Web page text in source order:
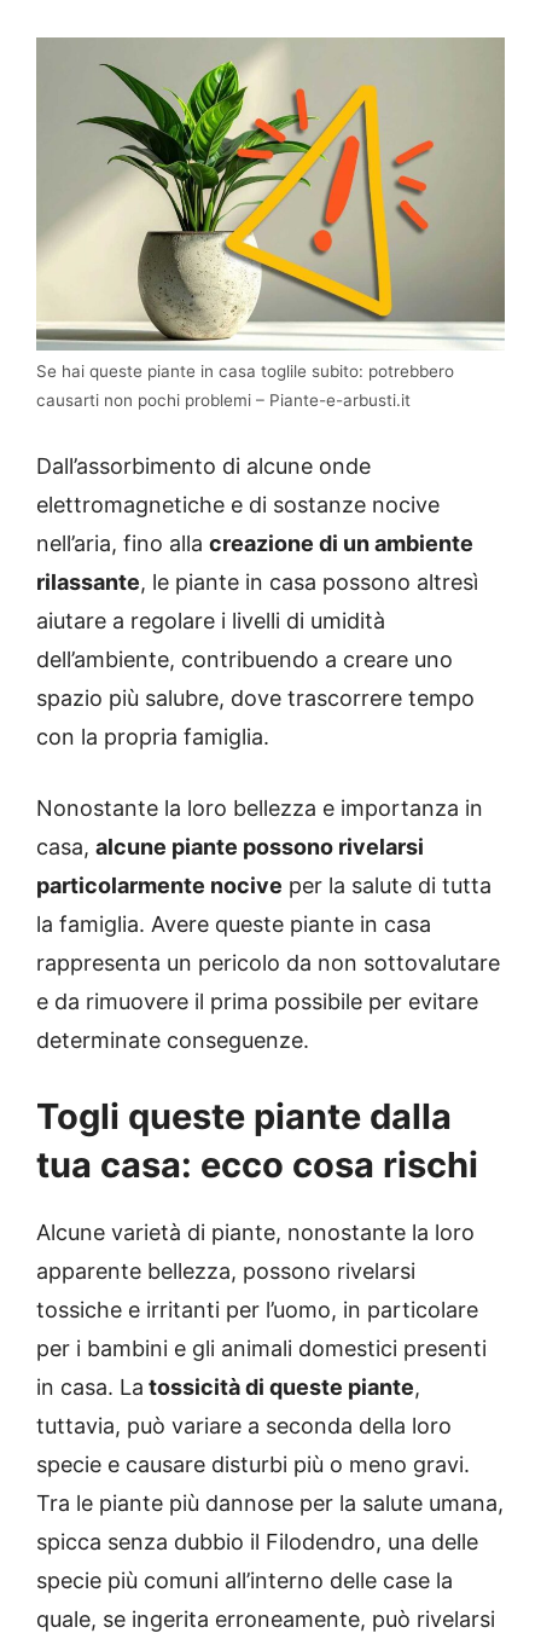
Se hai queste piante in casa toglile subito: potrebbero
causarti non pochi problemi – Piante-e-arbusti.it
Dall’assorbimento di alcune onde
elettromagnetiche e di sostanze nocive
nell’aria, fino alla creazione di un ambiente
rilassante, le piante in casa possono altresì
aiutare a regolare i livelli di umidità
dell’ambiente, contribuendo a creare uno
spazio più salubre, dove trascorrere tempo
con la propria famiglia.
Nonostante la loro bellezza e importanza in
casa, alcune piante possono rivelarsi
particolarmente nocive per la salute di tutta
la famiglia. Avere queste piante in casa
rappresenta un pericolo da non sottovalutare
e da rimuovere il prima possibile per evitare
determinate conseguenze.
Togli queste piante dalla
tua casa: ecco cosa rischi
Alcune varietà di piante, nonostante la loro
apparente bellezza, possono rivelarsi
tossiche e irritanti per l’uomo, in particolare
per i bambini e gli animali domestici presenti
in casa. La tossicità di queste piante,
tuttavia, può variare a seconda della loro
specie e causare disturbi più o meno gravi.
Tra le piante più dannose per la salute umana,
spicca senza dubbio il Filodendro, una delle
specie più comuni all’interno delle case la
quale, se ingerita erroneamente, può rivelarsi